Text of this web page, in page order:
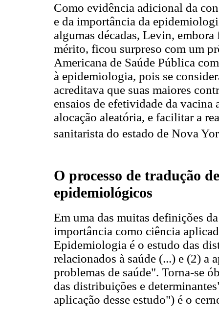
Como evidência adicional da
e da importância da
algumas décadas, Levin,
mérito, ficou surpreso com um
Americana de Saúde Pública
à epidemiologia, pois se
acreditava que suas maiores
ensaios de efetividade da
alocação aleatória, e facilitar a
sanitarista do estado de Nova
O processo de tradução
epidemiológicos
Em uma das muitas definições
importância como ciência
Epidemiologia é o estudo das
relacionados à saúde (...) e (2) a
problemas de saúde". Torna-se
das distribuições e
aplicação desse estudo") é o